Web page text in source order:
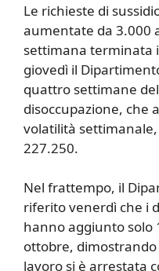
Le richieste di
aumentate da 3.000
settimana terminata
giovedì il
quattro settimane
disoccupazione, che
volatilità settimanale,
227.250.
Nel frattempo, il
riferito venerdì che i
hanno aggiunto solo
ottobre, dimostrando
lavoro si è arrestata